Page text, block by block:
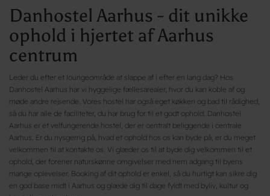
Danhostel Aarhus - dit unikke
ophold i hjertet af Aarhus
centrum
Leder du efter et loungeområde at slappe af i efter en lang dag? Hos
Danhostel Aarhus har vi hyggelige fællesarealer, hvor du kan koble af og
møde andre rejsende. Vores hostel har også eget køkken og bad til rådighed,
så du har alle de faciliteter, du har brug for til et godt ophold. Danhostel
Aarhus er et velfungerende hostel, der er centralt beliggende i centrale
Aarhus. Er du nysgerrig på, hvad et ophold hos os kan byde på, er du meget
velkommen til at kontakte os. Vi glæder os til at byde dig velkommen til et
ophold, der forener naturskønne omgivelser med nem adgang til byens
mange oplevelser. Booking af dit ophold er enkel, så du hurtigt kan sikre dig
en god base midt i Aarhus og glæde dig til dage fyldt med byliv, kultur og